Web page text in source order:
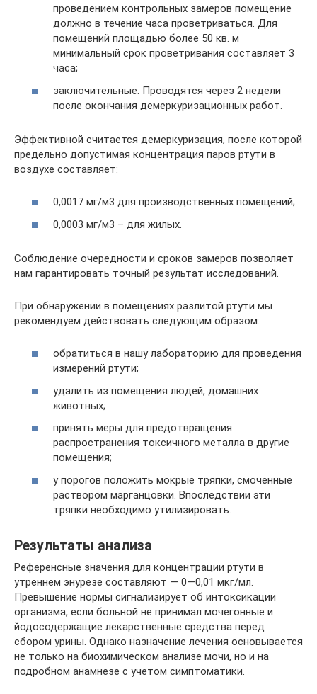
проведением контрольных замеров помещение
должно в течение часа проветриваться. Для
помещений площадью более 50 кв. м
минимальный срок проветривания составляет 3
часа;
заключительные. Проводятся через 2 недели
после окончания демеркуризационных работ.
Эффективной считается демеркуризация, после которой
предельно допустимая концентрация паров ртути в
воздухе составляет:
0,0017 мг/м3 для производственных помещений;
0,0003 мг/м3 – для жилых.
Соблюдение очередности и сроков замеров позволяет
нам гарантировать точный результат исследований.
При обнаружении в помещениях разлитой ртути мы
рекомендуем действовать следующим образом:
обратиться в нашу лабораторию для проведения
измерений ртути;
удалить из помещения людей, домашних
животных;
принять меры для предотвращения
распространения токсичного металла в другие
помещения;
у порогов положить мокрые тряпки, смоченные
раствором марганцовки. Впоследствии эти
тряпки необходимо утилизировать.
Результаты анализа
Референсные значения для концентрации ртути в
утреннем энурезе составляют — 0—0,01 мкг/мл.
Превышение нормы сигнализирует об интоксикации
организма, если больной не принимал мочегонные и
йодосодержащие лекарственные средства перед
сбором урины. Однако назначение лечения основывается
не только на биохимическом анализе мочи, но и на
подробном анамнезе с учетом симптоматики.